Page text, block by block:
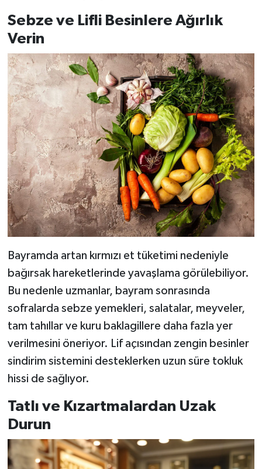
Sebze ve Lifli Besinlere Ağırlık
Verin
Bayramda artan kırmızı et tüketimi nedeniyle
bağırsak hareketlerinde yavaşlama görülebiliyor.
Bu nedenle uzmanlar, bayram sonrasında
sofralarda sebze yemekleri, salatalar, meyveler,
tam tahıllar ve kuru baklagillere daha fazla yer
verilmesini öneriyor. Lif açısından zengin besinler
sindirim sistemini desteklerken uzun süre tokluk
hissi de sağlıyor.
Tatlı ve Kızartmalardan Uzak
Durun